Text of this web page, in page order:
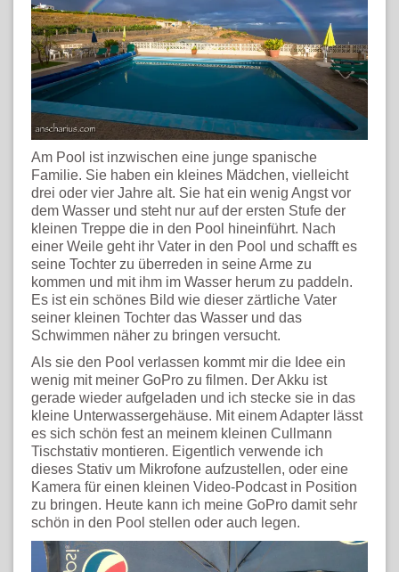
Am Pool ist inzwischen eine junge spanische
Familie. Sie haben ein kleines Mädchen, vielleicht
drei oder vier Jahre alt. Sie hat ein wenig Angst vor
dem Wasser und steht nur auf der ersten Stufe der
kleinen Treppe die in den Pool hineinführt. Nach
einer Weile geht ihr Vater in den Pool und schafft es
seine Tochter zu überreden in seine Arme zu
kommen und mit ihm im Wasser herum zu paddeln.
Es ist ein schönes Bild wie dieser zärtliche Vater
seiner kleinen Tochter das Wasser und das
Schwimmen näher zu bringen versucht.
Als sie den Pool verlassen kommt mir die Idee ein
wenig mit meiner GoPro zu filmen. Der Akku ist
gerade wieder aufgeladen und ich stecke sie in das
kleine Unterwassergehäuse. Mit einem Adapter lässt
es sich schön fest an meinem kleinen Cullmann
Tischstativ montieren. Eigentlich verwende ich
dieses Stativ um Mikrofone aufzustellen, oder eine
Kamera für einen kleinen Video-Podcast in Position
zu bringen. Heute kann ich meine GoPro damit sehr
schön in den Pool stellen oder auch legen.